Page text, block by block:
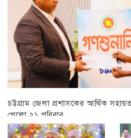
চট্টগ্রাম জেলা প্রশাসকের আর্থিক
পেলো ২১ পরিবার
চট্টগ্রাম